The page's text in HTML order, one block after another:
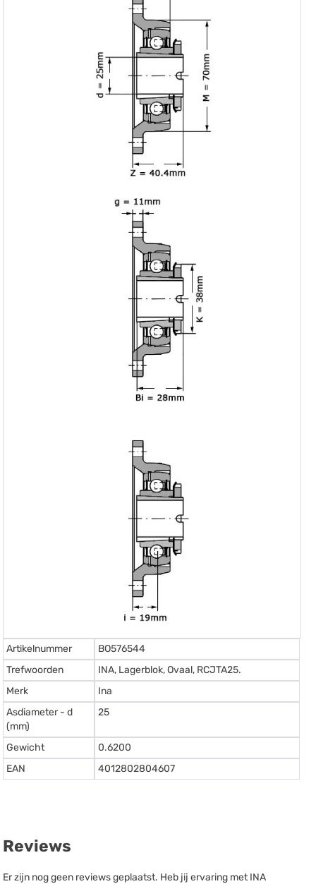
Artikelnummer
BO576544
Trefwoorden
INA, Lagerblok, Ovaal, RCJTA25.
Merk
Ina
Asdiameter - d
(mm)
25
Gewicht
0.6200
EAN
4012802804607
Reviews
Er zijn nog geen reviews geplaatst. Heb jij ervaring met INA